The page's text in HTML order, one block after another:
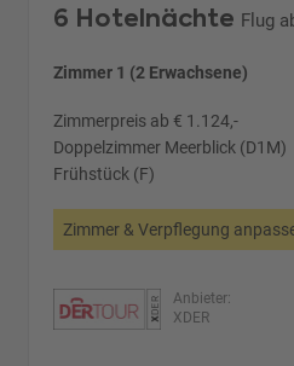
6 Hotelnächte Flug
Zimmer 1 (2 Erwachsene)
Zimmerpreis ab € 1.124,-
Doppelzimmer Meerblick (D1M)
Frühstück (F)
Zimmer & Verpflegung
Anbieter:
XDER